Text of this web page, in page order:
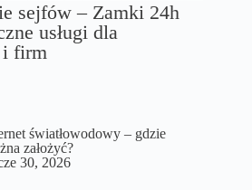
sejfów – Zamki 24h
usługi dla
i firm
światłowodowy – gdzie
założyć?
30, 2026